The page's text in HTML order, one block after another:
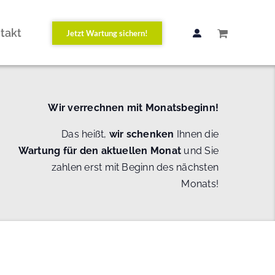
Jetzt Wartung sichern!
Wir verrechnen mit Monatsbeginn!
Das heißt, wir schenken Ihnen die
Wartung für den aktuellen Monat und Sie
zahlen erst mit Beginn des nächsten
Monats!